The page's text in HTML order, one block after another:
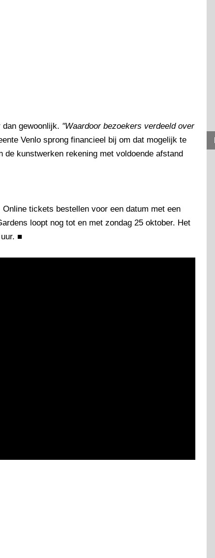
gewoonlijk. "Waardoor bezoekers verdeeld over
Venlo sprong financieel bij om dat mogelijk te
kunstwerken rekening met voldoende afstand
tickets bestellen voor een datum met een
loopt nog tot en met zondag 25 oktober. Het
■